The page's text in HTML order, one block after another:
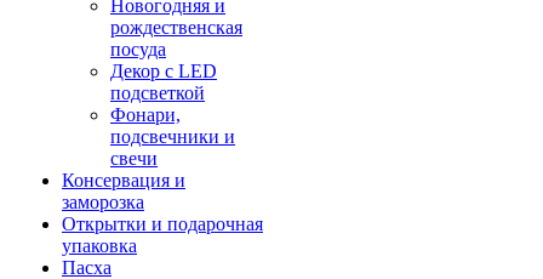
Новогодняя и
рождественская
посуда
Декор с LED
подсветкой
Фонари,
подсвечники и
свечи
Консервация и
заморозка
Открытки и подарочная
упаковка
Пасха